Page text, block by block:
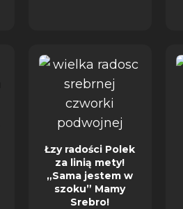
Łzy radości Polek
za linią mety!
„Sama jestem w
szoku” Mamy
Srebro!